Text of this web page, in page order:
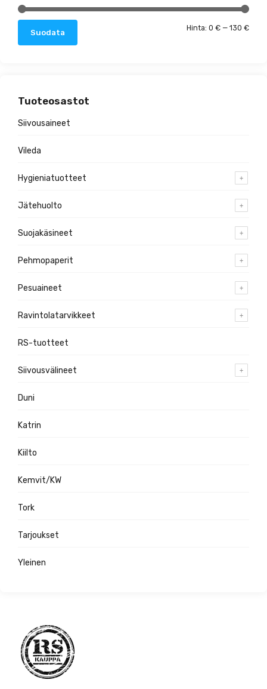
Suodata Hinta: 0 € — 130 €
Tuoteosastot
Siivousaineet
Vileda
Hygieniatuotteet
Jätehuolto
Suojakäsineet
Pehmopaperit
Pesuaineet
Ravintolatarvikkeet
RS-tuotteet
Siivousvälineet
Duni
Katrin
Kiilto
Kemvit/KW
Tork
Tarjoukset
Yleinen